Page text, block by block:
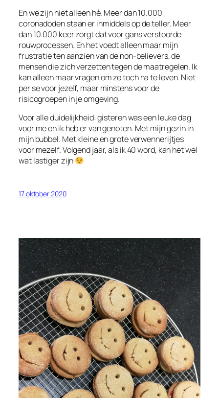
En we zijn niet alleen hè. Meer dan 10.000
coronadoden staan er inmiddels op de teller. Meer
dan 10.000 keer zorgt dat voor gans verstoorde
rouwprocessen. En het voedt alleen maar mijn
frustratie ten aanzien van de non-believers, de
mensen die zich verzetten tegen de maatregelen. Ik
kan alleen maar vragen om ze toch na te leven. Niet
per se voor jezelf, maar minstens voor de
risicogroepen in je omgeving.
Voor alle duidelijkheid: gisteren was een leuke dag
voor me en ik heb er van genoten. Met mijn gezin in
mijn bubbel. Met kleine en grote verwennerijtjes
voor mezelf. Volgend jaar, als ik 40 word, kan het wel
wat lastiger zijn
17 oktober 2020